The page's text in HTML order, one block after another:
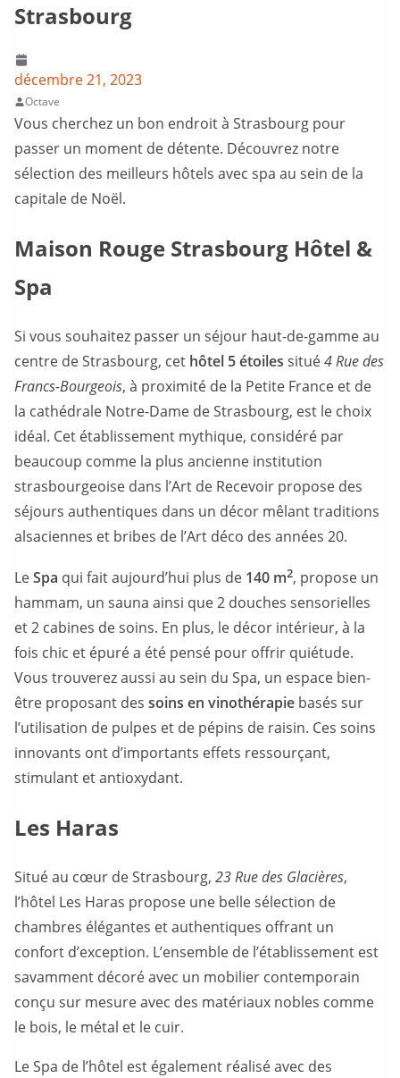
Strasbourg
décembre 21, 2023
Octave
Vous cherchez un bon endroit à Strasbourg pour
passer un moment de détente. Découvrez notre
sélection des meilleurs hôtels avec spa au sein de la
capitale de Noël.
Maison Rouge Strasbourg Hôtel &
Spa
Si vous souhaitez passer un séjour haut-de-gamme au
centre de Strasbourg, cet hôtel 5 étoiles situé4 Rue des
Francs-Bourgeois, à proximité de la Petite France et de
la cathédrale Notre-Dame de Strasbourg, est le choix
idéal. Cet établissement mythique, considéré par
beaucoup comme la plus ancienne institution
strasbourgeoise dans l’Art de Recevoir propose des
séjours authentiques dans un décor mêlant traditions
alsaciennes et bribes de l’Art déco des années 20.
LeSpa qui fait aujourd’hui plus de 140 m2, propose un
hammam, un sauna ainsi que 2 douches sensorielles
et 2 cabines de soins. En plus, le décor intérieur, à la
fois chic et épuré a été pensé pour offrir quiétude.
Vous trouverez aussi au sein du Spa, un espace bien-
être proposant des soins en vinothérapie basés sur
l’utilisation de pulpes et de pépins de raisin. Ces soins
innovants ont d’importants effets ressourçant,
stimulant et antioxydant.
Les Haras
Situé au cœur de Strasbourg, 23 Rue des Glacières,
l’hôtel Les Haras propose une belle sélection de
chambres élégantes et authentiques offrant un
confort d’exception. L’ensemble de l’établissement est
savamment décoré avec un mobilier contemporain
conçu sur mesure avec des matériaux nobles comme
le bois, le métal et le cuir.
Le Spa de l’hôtel est également réalisé avec des